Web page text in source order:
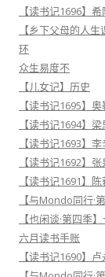
【读书记1696】
【乡下父母的人
环
众生易度不
【儿女记】历史
【读书记1695】
【读书记1694】
【读书记1693】
【读书记1692】
【读书记1691】
【与Mondo同行·
【也闲谈·第四季
六月读书手账
【读书记1690】